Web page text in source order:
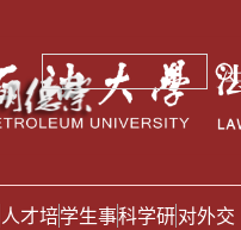
人才培学生事科学研对外交